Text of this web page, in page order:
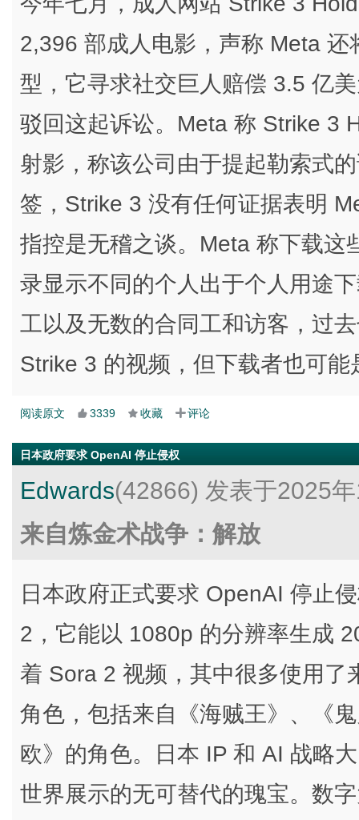
2,396 部成人电影，声称 Meta
型，它寻求社交巨人赔偿 3.5 亿
驳回这起诉讼。Meta 称 Strike 3
射影，称该公司由于提起勒索式
签，Strike 3 没有任何证据表明
指控是无稽之谈。Meta 称下载这
录显示不同的个人出于个人用途
工以及无数的合同工和访客，过
Strike 3 的视频，但下载者也可能
阅读原文 3339 收藏 评论
日本政府要求 OpenAI 停止侵权
Edwards(42866) 发表于2025
来自炼金术战争：解放
日本政府正式要求 OpenAI 停止
2，它能以 1080p 的分辨率生成
着 Sora 2 视频，其中很多使用了
角色，包括来自《海贼王》、《
欧》的角色。日本 IP 和 AI 战略
世界展示的无可替代的瑰宝。数